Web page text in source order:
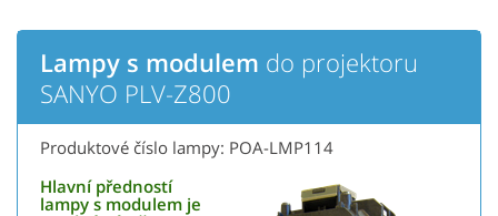
Lampy s modulem do projektoru
SANYO PLV-Z800
Produktové číslo lampy: POA-LMP114
Hlavní předností
lampy s modulem je